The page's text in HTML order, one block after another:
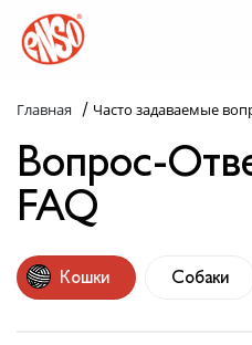
Главная / Часто задаваемые
Вопрос-
FAQ
Кошки Собаки